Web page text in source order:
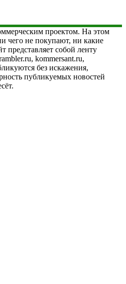
проектом. На этом
чего не покупают, ни какие
представляет собой ленту
kommersant.ru,
без искажения,
публикуемых новостей